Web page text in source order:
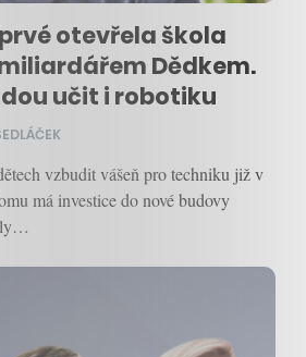
otevřela škola
Dědkem.
učit i robotiku
vzbudit vášeň pro techniku již v
má investice do nové budovy